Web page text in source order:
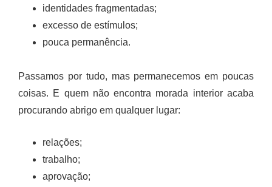
identidades fragmentadas;
excesso de estímulos;
pouca permanência.
Passamos por tudo, mas permanecemos em poucas
coisas. E quem não encontra morada interior acaba
procurando abrigo em qualquer lugar:
relações;
trabalho;
aprovação;